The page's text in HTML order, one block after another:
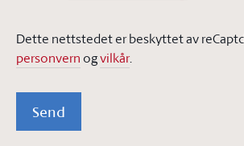
Dette nettstedet er beskyttet av
personvern ogvilkår.
Send